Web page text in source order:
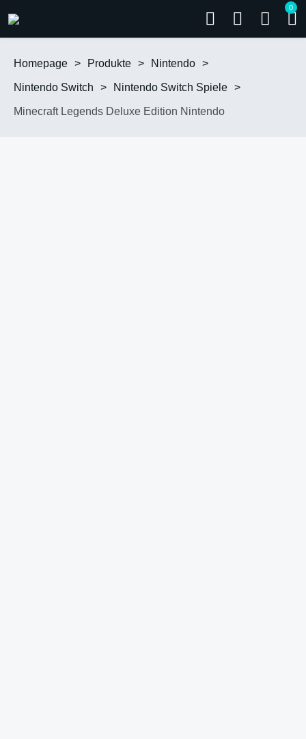
0
Homepage > Produkte > Nintendo >
Nintendo Switch > Nintendo Switch Spiele >
Minecraft Legends Deluxe Edition Nintendo